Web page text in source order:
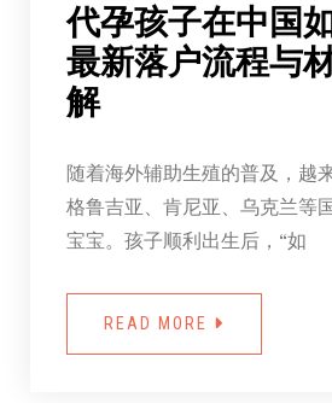
代孕孩子在中国
最新落户流程与
解
随着海外辅助生殖的普及，越
格鲁吉亚、肯尼亚、乌克兰等
宝宝。孩子顺利出生后，“如
READ MORE